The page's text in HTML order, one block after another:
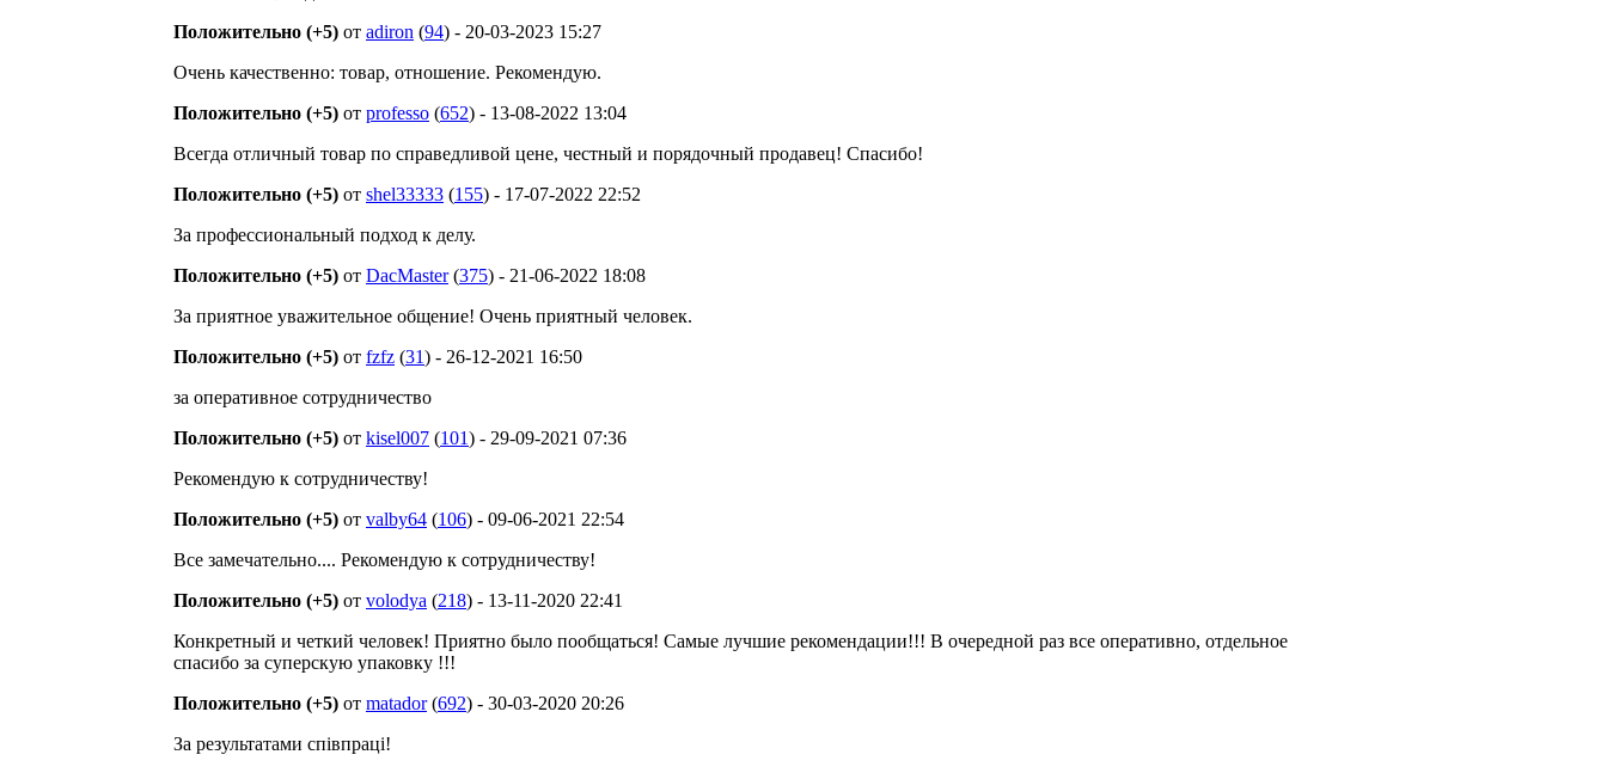
Положительно (+5) от adiron (94) - 20-03-2023 15:27
Очень качественно: товар, отношение. Рекомендую.
Положительно (+5) от professo (652) - 13-08-2022 13:04
Всегда отличный товар по справедливой цене, честный и порядочный продавец! Спасибо!
Положительно (+5) от shel33333 (155) - 17-07-2022 22:52
За профессиональный подход к делу.
Положительно (+5) от DacMaster(375) - 21-06-2022 18:08
За приятное уважительное общение! Очень приятный человек.
Положительно (+5) от fzfz (31) - 26-12-2021 16:50
за оперативное сотрудничество
Положительно (+5) от kisel007 (101) - 29-09-2021 07:36
Рекомендую к сотрудничеству!
Положительно (+5) от valby64 (106) - 09-06-2021 22:54
Все замечательно.... Рекомендую к сотрудничеству!
Положительно (+5) от volodya (218) - 13-11-2020 22:41
Конкретный и четкий человек! Приятно было пообщаться! Самые лучшие рекомендации!!! В очередной раз все оперативно, отдельное
спасибо за суперскую упаковку !!!
Положительно (+5) от matador(692) - 30-03-2020 20:26
За результатами співпраці!